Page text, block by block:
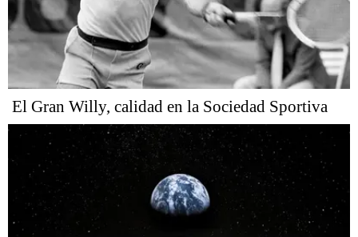
El Gran Willy, calidad en la Sociedad Sportiva